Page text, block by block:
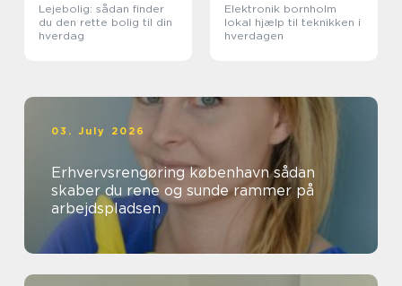
Lejebolig: sådan finder
du den rette bolig til din
hverdag
Elektronik bornholm
lokal hjælp til teknikken i
hverdagen
03. July 2026
Erhvervsrengøring københavn sådan
skaber du rene og sunde rammer på
arbejdspladsen